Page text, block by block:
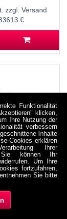
zzgl. Versand
€
8-fach,
CMOS,
Funktionalität
klicken,
Ihre Nutzung der
verbessern
Inhalte
Cookies erklären
Ihrer
Sie können Ihr
Um Ihre
fortzufahren,
Sie bitte